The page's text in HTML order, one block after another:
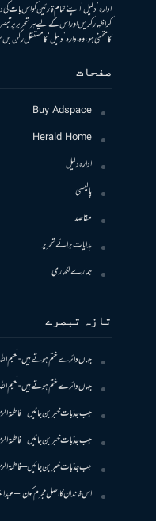
ادارہ ’دلیل‘ اپنے تمام قارئین کو اس بات
کر اظہار کریں اور اس کے لیے ہر تحریر
کا متمنی ہو، وہ ادارہ ’دلیل‘ کا مستقل
صفحات
Buy Adspace
Herald Home
ادارہ دلیل
پالیسی
مقاصد
ہدایات برائے تحریر
ہمارے لکھاری
تازہ تبصرے
جہاں دائرے ختم ہوتے ہیں- نعیم
جہاں دائرے ختم ہوتے ہیں- نعیم
جب جذبات خبر بن جائیں –
جب جذبات خبر بن جائیں –
جب جذبات خبر بن جائیں –
اس خاندان کا اصل مجرم کون! –